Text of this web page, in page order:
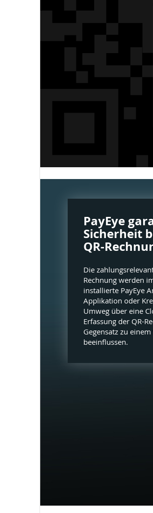
PayEye
Sicherheit
QR-
Die
Rechnung werden
installierte PayEye
Applikation oder
Umweg über eine
Erfassung der QR-
Gegensatz zu
beeinflussen.